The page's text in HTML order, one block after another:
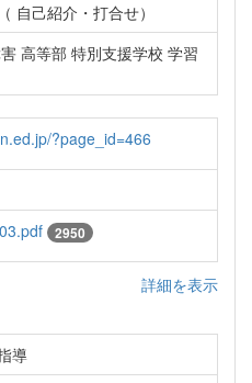
自己紹介・打合せ）
高等部 特別支援学校 学習
?page_id=466
2950
詳細を表示
導